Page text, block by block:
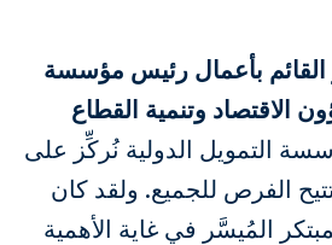
القائم بأعمال رئيس مؤسسة
الاقتصاد وتنمية القطاع
التمويل الدولية نُركِّز على
الفرص للجميع. ولقد كان
المُيسَّر في غاية الأهمية